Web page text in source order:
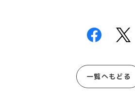
一覧へもどる